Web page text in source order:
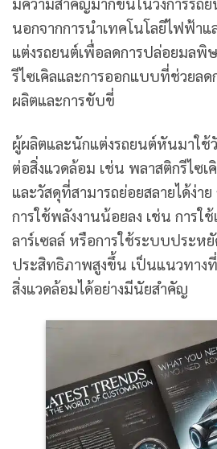
นอกจากการนำเทคโนโลยีไฟฟ้าแ
แต่งรถยนต์เพื่อลดการปล่อยมลพิ
รีไซเคิลและการออกแบบที่ช่วยลด
ผลิตและการขับขี่
ผู้ผลิตและนักแต่งรถยนต์หันมาใช้
ต่อสิ่งแวดล้อม เช่น พลาสติกรีไซเ
และวัสดุที่สามารถย่อยสลายได้ง่า
การใช้พลังงานน้อยลง เช่น การใ
ลาร์เซลล์ หรือการใช้ระบบประห
ประสิทธิภาพสูงขึ้น เป็นแนวทาง
สิ่งแวดล้อมได้อย่างมีนัยสำคัญ